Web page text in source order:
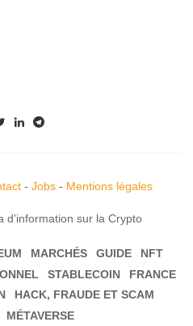
- Jobs- Mentions légales
d'information sur la Crypto
MARCHÉS GUIDE
NFT
STABLECOIN
FRANCE
HACK, FRAUDE ET SCAM
MÉTAVERSE